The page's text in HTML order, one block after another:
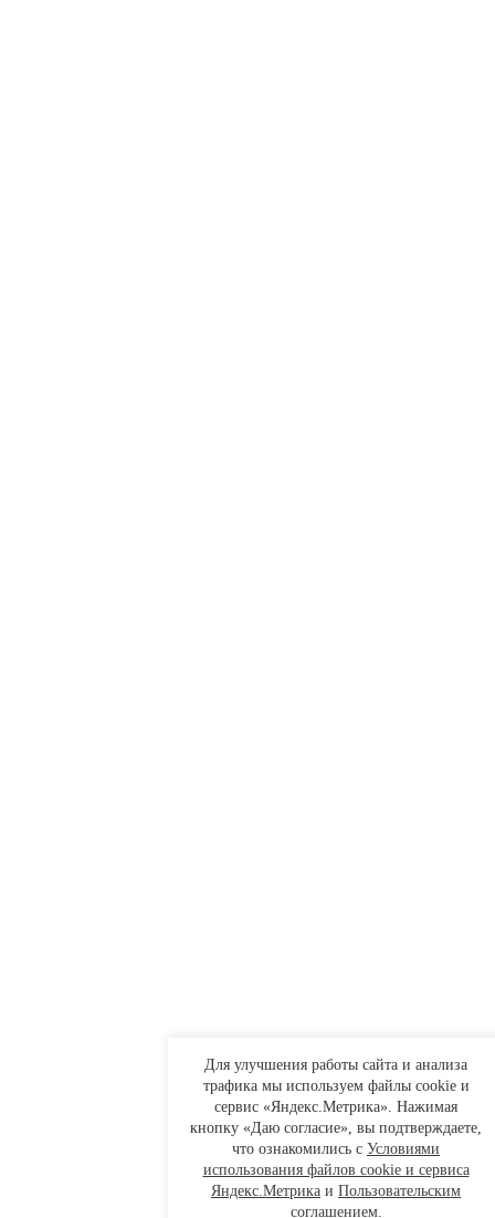
Для улучшения работы сайта и анализа
трафика мы используем файлы cookie и
сервис «Яндекс.Метрика». Нажимая
кнопку «Даю согласие», вы подтверждаете,
что ознакомились с Условиями
использования файлов cookie и сервиса
Яндекс.Метрика и Пользовательским
соглашением.